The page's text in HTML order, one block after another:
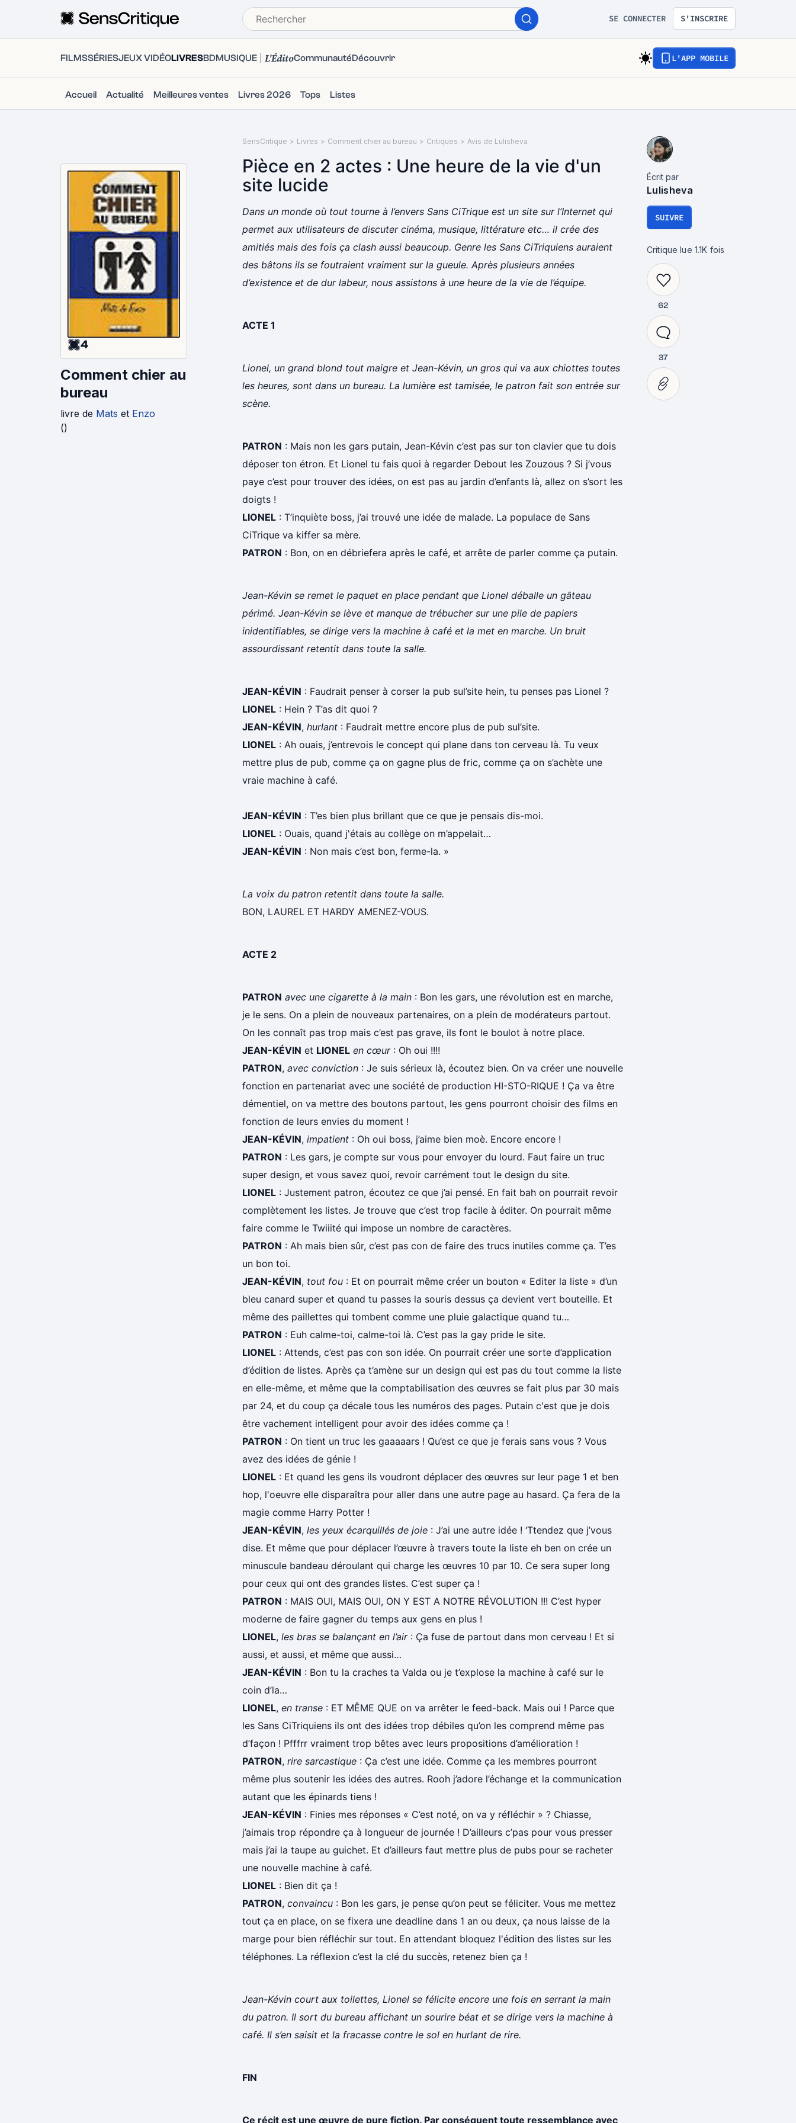
SE CONNECTER S'INSCRIRE
FILMSSÉRIESJEUX VIDÉOLIVRESBDMUSIQUE L'ÉditoCommunautéDécouvrir L'APP MOBILE
Accueil Actualité Meilleures ventes Livres 2026 Tops Listes
4
Comment chier au
bureau
livre de Mats et Enzo
()
SensCritique > Livres > Comment chier au bureau > Critiques > Avis de Lulisheva
Pièce en 2 actes : Une heure de la vie d'un
site lucide
Dans un monde où tout tourne à l’envers Sans CiTrique est un site sur l’Internet qui
permet aux utilisateurs de discuter cinéma, musique, littérature etc… il crée des
amitiés mais des fois ça clash aussi beaucoup. Genre les Sans CiTriquiens auraient
des bâtons ils se foutraient vraiment sur la gueule. Après plusieurs années
d’existence et de dur labeur, nous assistons à une heure de la vie de l’équipe.
ACTE 1
Lionel, un grand blond tout maigre et Jean-Kévin, un gros qui va aux chiottes toutes
les heures, sont dans un bureau. La lumière est tamisée, le patron fait son entrée sur
scène.
PATRON : Mais non les gars putain, Jean-Kévin c’est pas sur ton clavier que tu dois
déposer ton étron. Et Lionel tu fais quoi à regarder Debout les Zouzous ? Si j’vous
paye c’est pour trouver des idées, on est pas au jardin d’enfants là, allez on s’sort les
doigts !
LIONEL : T’inquiète boss, j’ai trouvé une idée de malade. La populace de Sans
CiTrique va kiffer sa mère.
PATRON : Bon, on en débriefera après le café, et arrête de parler comme ça putain.
Jean-Kévin se remet le paquet en place pendant que Lionel déballe un gâteau
périmé. Jean-Kévin se lève et manque de trébucher sur une pile de papiers
inidentifiables, se dirige vers la machine à café et la met en marche. Un bruit
assourdissant retentit dans toute la salle.
JEAN-KÉVIN : Faudrait penser à corser la pub sul’site hein, tu penses pas Lionel ?
LIONEL : Hein ? T’as dit quoi ?
JEAN-KÉVIN, hurlant : Faudrait mettre encore plus de pub sul’site.
LIONEL : Ah ouais, j’entrevois le concept qui plane dans ton cerveau là. Tu veux
mettre plus de pub, comme ça on gagne plus de fric, comme ça on s’achète une
vraie machine à café.
JEAN-KÉVIN : T’es bien plus brillant que ce que je pensais dis-moi.
LIONEL : Ouais, quand j'étais au collège on m’appelait…
JEAN-KÉVIN : Non mais c’est bon, ferme-la. »
La voix du patron retentit dans toute la salle.
BON, LAUREL ET HARDY AMENEZ-VOUS.
ACTE 2
PATRON avec une cigarette à la main : Bon les gars, une révolution est en marche,
je le sens. On a plein de nouveaux partenaires, on a plein de modérateurs partout.
On les connaît pas trop mais c’est pas grave, ils font le boulot à notre place.
JEAN-KÉVIN et LIONEL en cœur: Oh oui !!!!
PATRON, avec conviction : Je suis sérieux là, écoutez bien. On va créer une nouvelle
fonction en partenariat avec une société de production HI-STO-RIQUE ! Ça va être
démentiel, on va mettre des boutons partout, les gens pourront choisir des films en
fonction de leurs envies du moment !
JEAN-KÉVIN, impatient : Oh oui boss, j’aime bien moè. Encore encore !
PATRON : Les gars, je compte sur vous pour envoyer du lourd. Faut faire un truc
super design, et vous savez quoi, revoir carrément tout le design du site.
LIONEL : Justement patron, écoutez ce que j’ai pensé. En fait bah on pourrait revoir
complètement les listes. Je trouve que c’est trop facile à éditer. On pourrait même
faire comme le Twiiité qui impose un nombre de caractères.
PATRON : Ah mais bien sûr, c’est pas con de faire des trucs inutiles comme ça. T’es
un bon toi.
JEAN-KÉVIN, tout fou : Et on pourrait même créer un bouton « Editer la liste » d’un
bleu canard super et quand tu passes la souris dessus ça devient vert bouteille. Et
même des paillettes qui tombent comme une pluie galactique quand tu…
PATRON : Euh calme-toi, calme-toi là. C’est pas la gay pride le site.
LIONEL : Attends, c’est pas con son idée. On pourrait créer une sorte d’application
d’édition de listes. Après ça t’amène sur un design qui est pas du tout comme la liste
en elle-même, et même que la comptabilisation des œuvres se fait plus par 30 mais
par 24, et du coup ça décale tous les numéros des pages. Putain c'est que je dois
être vachement intelligent pour avoir des idées comme ça !
PATRON : On tient un truc les gaaaaars ! Qu’est ce que je ferais sans vous ? Vous
avez des idées de génie !
LIONEL : Et quand les gens ils voudront déplacer des œuvres sur leur page 1 et ben
hop, l'oeuvre elle disparaîtra pour aller dans une autre page au hasard. Ça fera de la
magie comme Harry Potter !
JEAN-KÉVIN, les yeux écarquillés de joie : J’ai une autre idée ! ‘Ttendez que j’vous
dise. Et même que pour déplacer l’œuvre à travers toute la liste eh ben on crée un
minuscule bandeau déroulant qui charge les œuvres 10 par 10. Ce sera super long
pour ceux qui ont des grandes listes. C’est super ça !
PATRON : MAIS OUI, MAIS OUI, ON Y EST A NOTRE RÉVOLUTION !!! C’est hyper
moderne de faire gagner du temps aux gens en plus !
LIONEL, les bras se balançant en l’air: Ça fuse de partout dans mon cerveau ! Et si
aussi, et aussi, et même que aussi…
JEAN-KÉVIN : Bon tu la craches ta Valda ou je t’explose la machine à café sur le
coin d’la…
LIONEL, en transe : ET MÊME QUE on va arrêter le feed-back. Mais oui ! Parce que
les Sans CiTriquiens ils ont des idées trop débiles qu’on les comprend même pas
d’façon ! Pfffrr vraiment trop bêtes avec leurs propositions d’amélioration !
PATRON, rire sarcastique : Ça c’est une idée. Comme ça les membres pourront
même plus soutenir les idées des autres. Rooh j’adore l’échange et la communication
autant que les épinards tiens !
JEAN-KÉVIN : Finies mes réponses « C’est noté, on va y réfléchir » ? Chiasse,
j’aimais trop répondre ça à longueur de journée ! D’ailleurs c’pas pour vous presser
mais j’ai la taupe au guichet. Et d’ailleurs faut mettre plus de pubs pour se racheter
une nouvelle machine à café.
LIONEL : Bien dit ça !
PATRON, convaincu : Bon les gars, je pense qu’on peut se féliciter. Vous me mettez
tout ça en place, on se fixera une deadline dans 1 an ou deux, ça nous laisse de la
marge pour bien réfléchir sur tout. En attendant bloquez l'édition des listes sur les
téléphones. La réflexion c’est la clé du succès, retenez bien ça !
Jean-Kévin court aux toilettes, Lionel se félicite encore une fois en serrant la main
du patron. Il sort du bureau affichant un sourire béat et se dirige vers la machine à
café. Il s’en saisit et la fracasse contre le sol en hurlant de rire.
FIN
Ce récit est une œuvre de pure fiction. Par conséquent toute ressemblance avec
Écrit par
Lulisheva
SUIVRE
Critique lue 1.1K fois
62
37